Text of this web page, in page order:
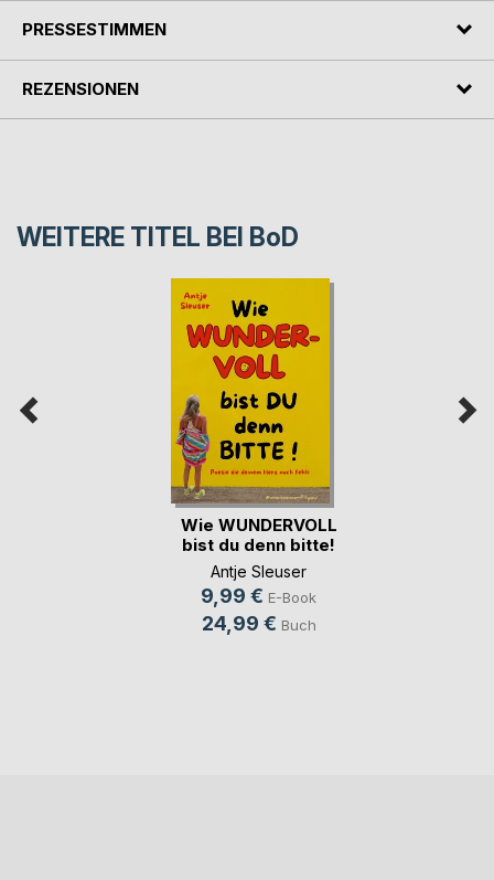
PRESSESTIMMEN
REZENSIONEN
WEITERE TITEL BEI BoD
Wie WUNDERVOLL
bist du denn bitte!
Antje Sleuser
9,99 € E-Book
24,99 € Buch